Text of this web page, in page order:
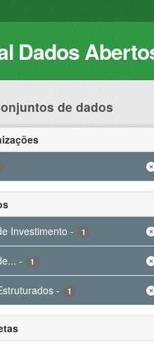
Dados
de dados
Investimento - 1
- 1
- 1